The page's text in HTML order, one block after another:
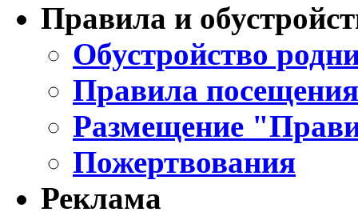
Правила и
Обустройство
Правила
Размещение
Пожертвования
Реклама